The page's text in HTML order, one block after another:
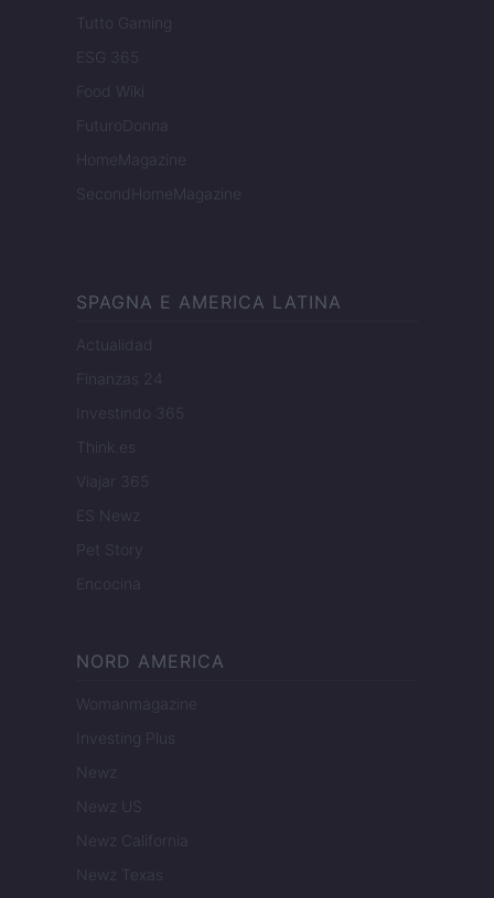
Tutto Gaming
ESG 365
Food Wiki
FuturoDonna
HomeMagazine
SecondHomeMagazine
SPAGNA E AMERICA LATINA
Actualidad
Finanzas 24
Investindo 365
Think.es
Viajar 365
ES Newz
Pet Story
Encocina
NORD AMERICA
Womanmagazine
Investing Plus
Newz
Newz US
Newz California
Newz Texas